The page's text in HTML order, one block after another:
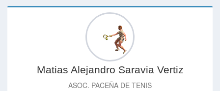
Matias Alejandro Saravia Vertiz
ASOC. PACEÑA DE TENIS